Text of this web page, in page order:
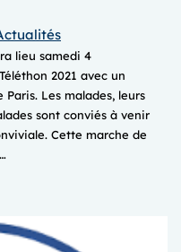
lieu samedi 4
2021 avec un
Les malades, leurs
sont conviés à venir
Cette marche de